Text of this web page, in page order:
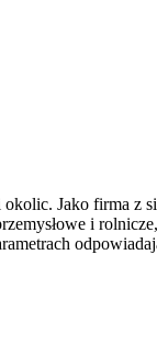
Jako firma z
i